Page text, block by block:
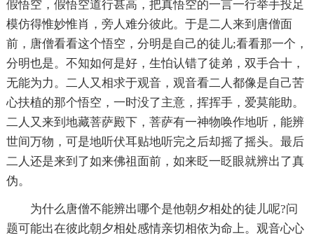
假悟空，假悟空道行甚高，把真悟空的一言一行举手投足
模仿得惟妙惟肖，旁人难分彼此。于是二人来到唐僧面
前，唐僧看看这个悟空，分明是自己的徒儿;看看那一个，
分明也是。不知如何是好，生怕认错了徒弟，双手合十，
无能为力。二人又相求于观音，观音看二人都像是自己苦
心扶植的那个悟空，一时没了主意，挥挥手，爱莫能助。
二人又来到地藏菩萨殿下，菩萨有一神物唤作地听，能辨
世间万物，可是地听伏耳贴地听完之后却摇了摇头。最后
二人还是来到了如来佛祖面前，如来眨一眨眼就辨出了真
伪。
为什么唐僧不能辨出哪个是他朝夕相处的徒儿呢?问
题可能出在彼此朝夕相处感情亲切相依为命上。观音心心